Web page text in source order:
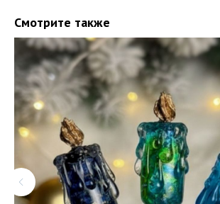
Смотрите также